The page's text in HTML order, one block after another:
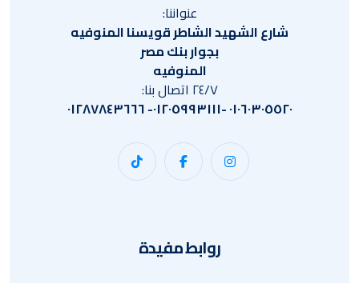
عنواننا:
شارع الشهيد الشاطر قويسنا المنوفيه
بجوار بنك مصر
المنوفيه
٢٤/٧ اتصال بنا:
٠١٠٦٠٣٠٥٥٢٠ -٠١٢٠٥٩٩٣١١١- ٠١٢٨٧٨٤٣٦٦٦
روابط مفيدة